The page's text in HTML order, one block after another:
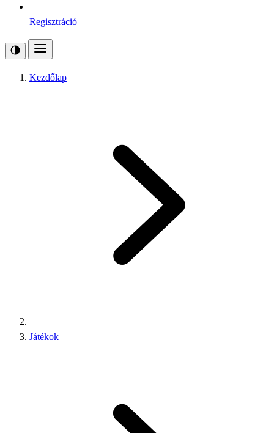
Regisztráció
Kezdőlap
Játékok